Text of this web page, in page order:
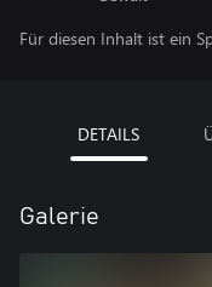
Für diesen Inhalt ist ein
DETAILS
Galerie